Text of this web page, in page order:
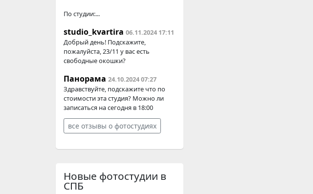
По студии:...
studio_kvartira 06.11.2024 17:11
Добрый день! Подскажите,
пожалуйста, 23/11 у вас есть
свободные окошки?
Панорама 24.10.2024 07:27
Здравствуйте, подскажите что по
стоимости эта студия? Можно ли
записаться на сегодня в 18:00
все отзывы о фотостудиях
Новые фотостудии в
СПБ